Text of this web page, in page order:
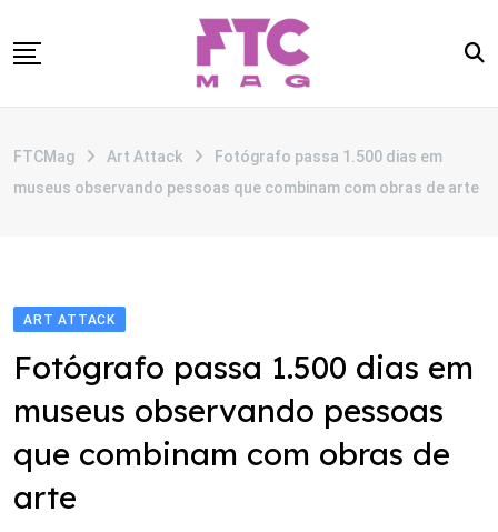
to
CATEGORIAS
FTCMag Art Attack
Fotógrafo passa 1.500 dias em
museus observando pessoas que combinam com obras de arte
ART ATTACK
Fotógrafo passa 1.500 dias em
museus observando pessoas
que combinam com obras de
arte